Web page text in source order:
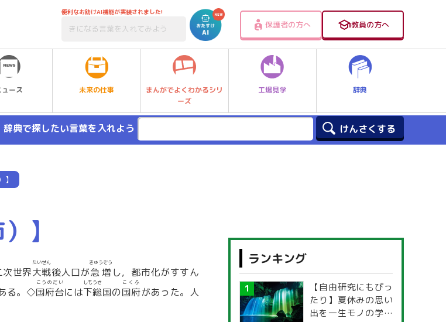
便利なお助けAI機能が実装されました!
保護者の方へ 教員の方へ
ュース 未来の仕事
まんがでよくわかるシリ
ーズ
工場見学 辞典
辞典で探したい言葉を入れよう
】
世界大戦
たいせん
後人口が急増
きゅうぞう
し，都市化がすすん
る。◇国府台
こうのだい
には下総
しもうさ
国の国府
こくふ
があった。人
ランキング
【自由研究にもぴっ
たり】夏休みの思い
出を一生モノの学び